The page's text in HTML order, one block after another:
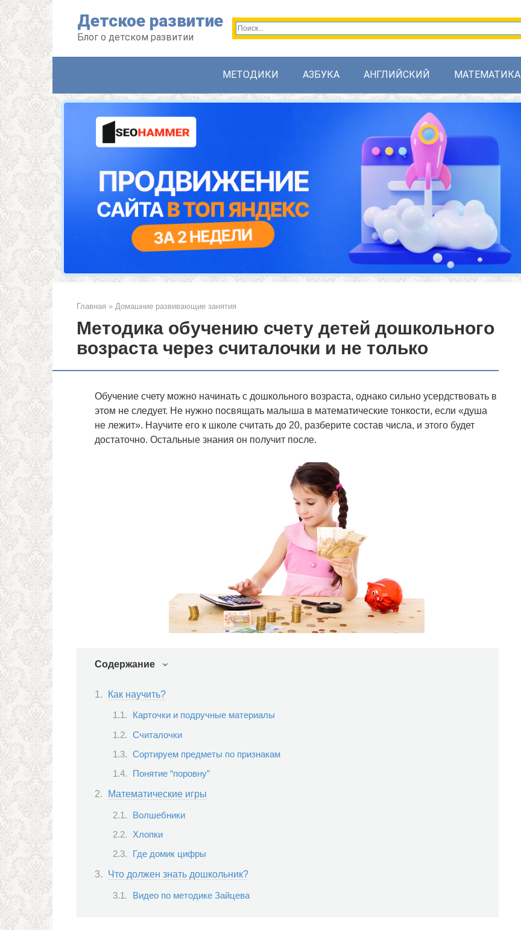
Детское развитие
Блог о детском развитии
МЕТОДИКИ АЗБУКА АНГЛИЙСКИЙ МАТЕМАТИКА
Главная » Домашние развивающие занятия
Методика обучению счету детей дошкольного
возраста через считалочки и не только
Обучение счету можно начинать с дошкольного возраста, однако сильно усердствовать в
этом не следует. Не нужно посвящать малыша в математические тонкости, если «душа
не лежит». Научите его к школе считать до 20, разберите состав числа, и этого будет
достаточно. Остальные знания он получит после.
Содержание
Как научить?
Карточки и подручные материалы
Считалочки
Сортируем предметы по признакам
Понятие “поровну”
Математические игры
Волшебники
Хлопки
Где домик цифры
Что должен знать дошкольник?
Видео по методике Зайцева